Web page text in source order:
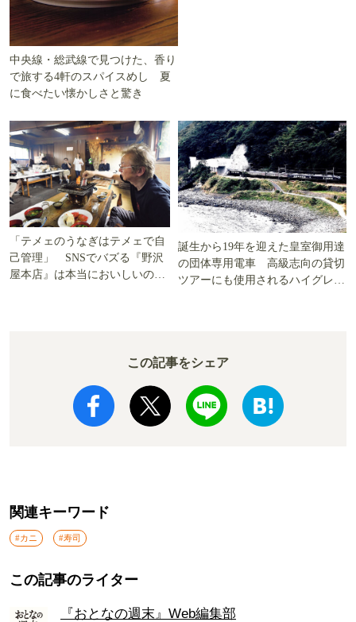
中央線・総武線で見つけた、香り
で旅する4軒のスパイスめし 夏
に食べたい懐かしさと驚き
「テメェのうなぎはテメェで自
己管理」 SNSでバズる『野沢
屋本店』は本当においしいの
誕生から19年を迎えた皇室御用達
の団体専用電車 高級志向の貸切
ツアーにも使用されるハイグレー
この記事をシェア
関連キーワード
#カニ #寿司
この記事のライター
『おとなの週末』Web編集部